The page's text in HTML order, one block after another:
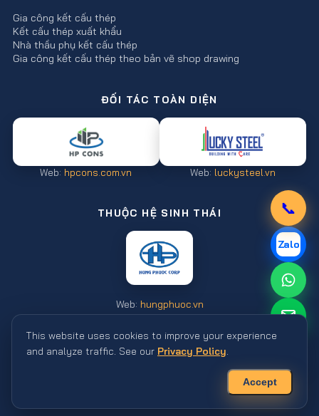
Gia công kết cấu thép
Kết cấu thép xuất khẩu
Nhà thầu phụ kết cấu thép
Gia công kết cấu thép theo bản vẽ shop drawing
ĐỐI TÁC TOÀN DIỆN
Web: hpcons.com.vn Web: luckysteel.vn
THUỘC HỆ SINH THÁI
Web: hungphuoc.vn
© 2026 Công ty Cổ Phần HP Steel. All rights reserved. ·
📞
Zalo
This website uses cookies to improve your experience
and analyze traffic. See our Privacy Policy.
Accept